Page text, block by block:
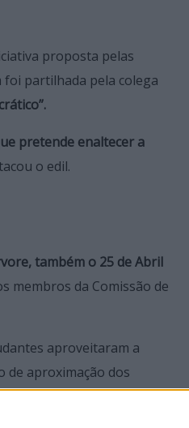
proposta pelas
foi partilhada pela colega
pretende enaltecer a
o edil.
também o 25 de Abril
membros da Comissão de
aproveitaram a
de aproximação dos